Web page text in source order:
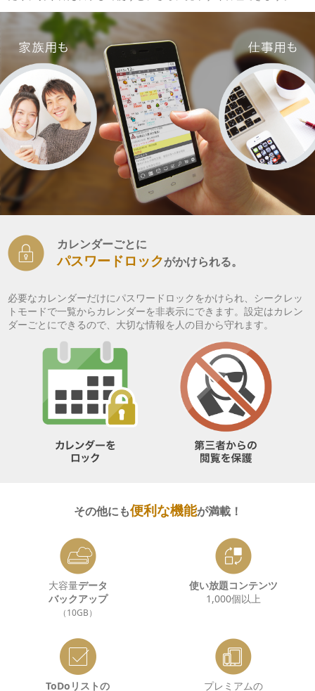
カレンダーごとに
パスワードロックがかけられる。
必要なカレンダーだけにパスワードロックをかけられ、シークレッ
トモードで一覧からカレンダーを非表示にできます。設定はカレン
ダーごとにできるので、大切な情報を人の目から守れます。
その他にも便利な機能が満載！
大容量データ
バックアップ
（10GB）
使い放題コンテンツ
1,000個以上
ToDoリストの
プレミアムの